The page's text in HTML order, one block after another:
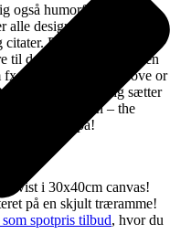
også humorfyldte. Men
designet i en mørkeblå
Der er fokus på den
til de skarpe voksne. Men
fx ”Broccoli – It’s a Love or
Løg, og selvfølgelig sætter
To the Onion – the
sætte pris på!
vist i 30x40cm canvas!
på en skjult træramme!
spotpris tilbud, hvor du